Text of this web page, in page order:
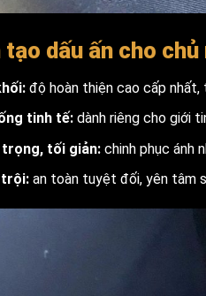
dấu ấn cho chủ
độ hoàn thiện cao cấp nhất,
tinh tế:dành riêng cho giới
tối giản:chinh phục ánh
trội:an toàn tuyệt đối, yên tâm